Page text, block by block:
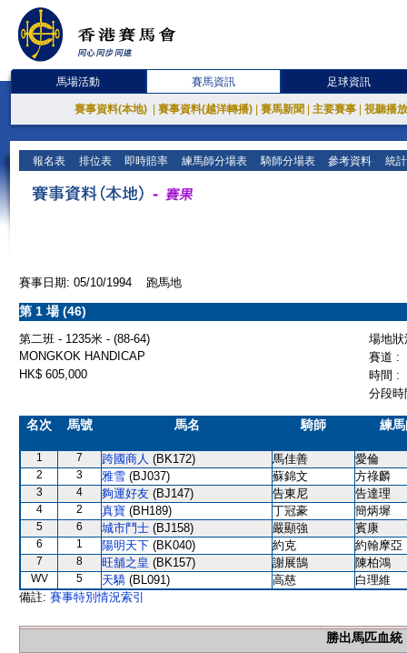
馬場活動 賽馬資訊 足球資訊
賽事資料(本地) 賽事資料(越洋轉播) 賽馬新聞 主要賽事 視聽播
報名表 排位表 即時賠率 練馬師分場表 騎師分場表 參考資料 統
賽事日期: 05/10/1994 跑馬地
第 1 場 (46)
第二班 - 1235米 - (88-64)
場地
MONGKOK HANDICAP
賽道 :
HK$ 605,000
時間 :
分段
名次 馬號 馬名 騎師 練
1 7 跨國商人 (BK172) 馬佳善 愛倫
2 3 雅雪 (BJ037) 蘇錦文 方祿麟
3 4 夠運好友 (BJ147) 告東尼 告達理
4 2 真寶 (BH189) 丁冠豪 簡炳墀
5 6 城市鬥士 (BJ158) 嚴顯強 賓康
6 1 陽明天下 (BK040) 約克 約翰摩亞
7 8 旺舖之皇 (BK157) 謝展鵠 陳柏鴻
WV 5 天驕 (BL091) 高慈
白理維
備註: 賽事特別情況索引
勝出馬匹血統